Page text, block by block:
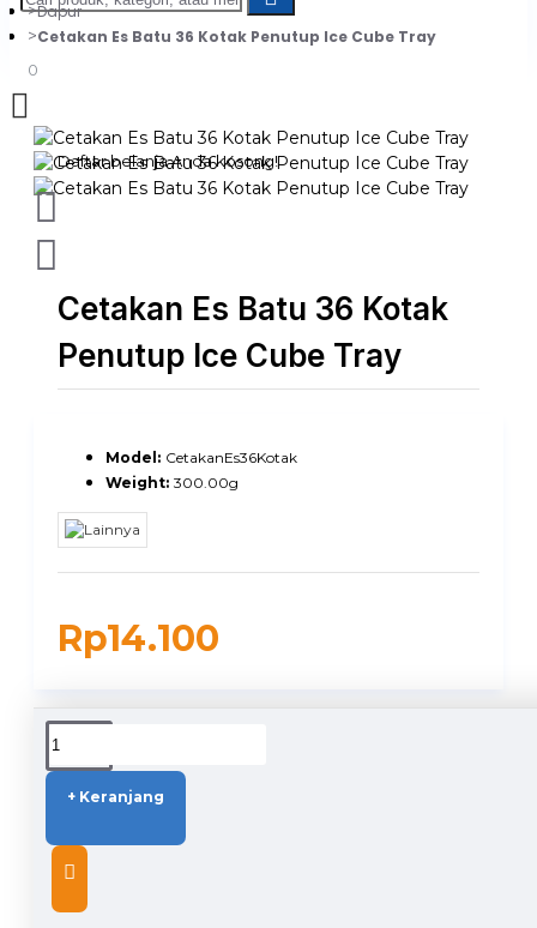
0
Daftar belanja Anda kosong!
Dapur
Cetakan Es Batu 36 Kotak Penutup Ice Cube Tray
Cetakan Es Batu 36 Kotak
Penutup Ice Cube Tray
Rp14.100
Model: CetakanEs36Kotak
Weight: 300.00g
+ Keranjang
DUKUNGAN PENGIRIMAN
DESCRIPTION